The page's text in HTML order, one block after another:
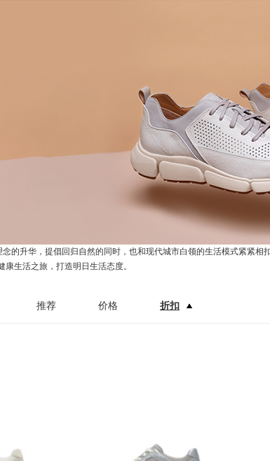
的升华，提倡回归自然的同时，也和现代城市白领的生活模式紧紧
康生活之旅，打造明日生活态度。
推荐 价格 折扣